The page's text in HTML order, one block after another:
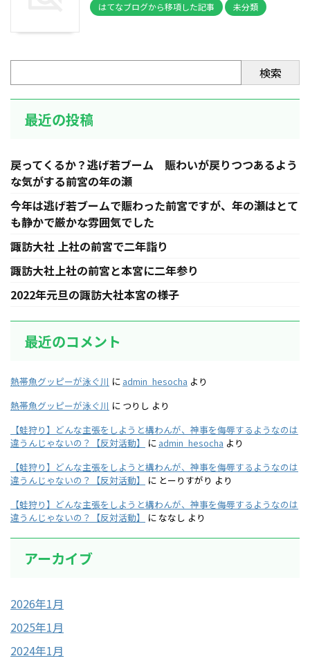
はてなブログから移項した記事 未分類
検索
最近の投稿
戻ってくるか？逃げ若ブーム 賑わいが戻りつつあるよう
な気がする前宮の年の瀬
今年は逃げ若ブームで賑わった前宮ですが、年の瀬はとて
も静かで厳かな雰囲気でした
諏訪大社 上社の前宮で二年詣り
諏訪大社上社の前宮と本宮に二年参り
2022年元旦の諏訪大社本宮の様子
最近のコメント
熱帯魚グッピーが泳ぐ川 に admin_hesocha より
熱帯魚グッピーが泳ぐ川 に つりし より
【蛙狩り】どんな主張をしようと構わんが、神事を侮辱するようなのは
違うんじゃないの？【反対活動】
に admin_hesocha より
【蛙狩り】どんな主張をしようと構わんが、神事を侮辱するようなのは
違うんじゃないの？【反対活動】
に とーりすがり より
【蛙狩り】どんな主張をしようと構わんが、神事を侮辱するようなのは
違うんじゃないの？【反対活動】
に ななし より
アーカイブ
2026年1月
2025年1月
2024年1月